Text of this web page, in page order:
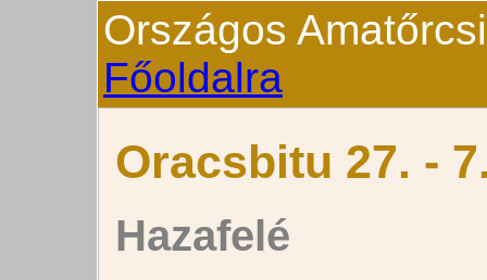
Országos
Főoldalra
Oracsbitu 27. -
Hazafelé